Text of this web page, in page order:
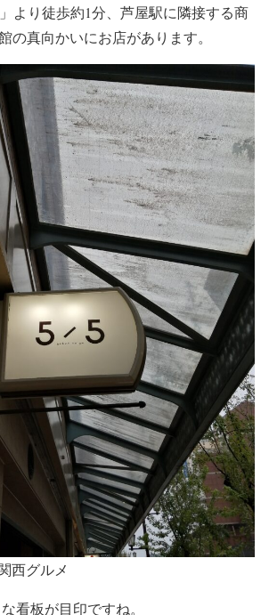
より徒歩約1分、芦屋駅に隣接する商
の真向かいにお店があります。
西グルメ
看板が目印ですね。